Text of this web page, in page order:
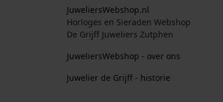
JuweliersWebshop.nl
Horloges en Sieraden Webshop
De Grijff Juweliers Zutphen
JuweliersWebshop - over ons
Juwelier de Grijff - historie